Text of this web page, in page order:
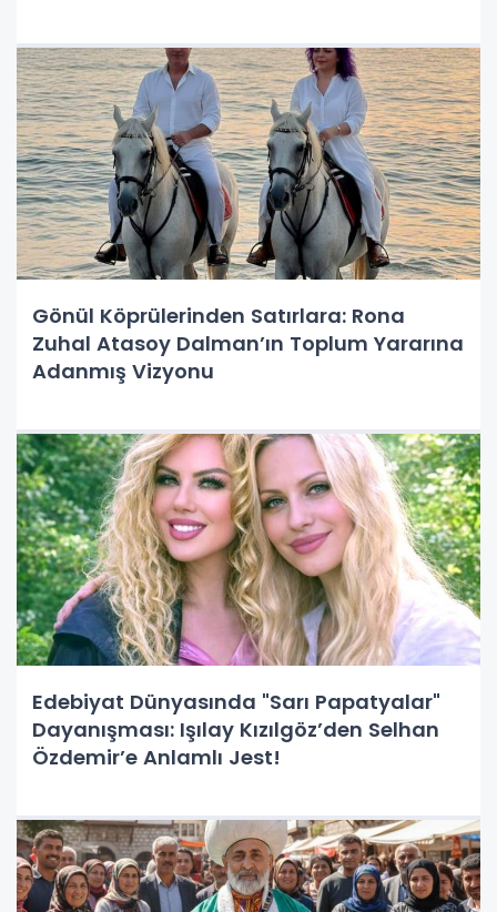
Gönül Köprülerinden Satırlara: Rona
Zuhal Atasoy Dalman’ın Toplum Yararına
Adanmış Vizyonu
Edebiyat Dünyasında "Sarı Papatyalar"
Dayanışması: Işılay Kızılgöz’den Selhan
Özdemir’e Anlamlı Jest!